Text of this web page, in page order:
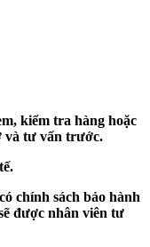
kiểm tra hàng hoặc
và tư vấn trước.
chính sách bảo hành
được nhân viên tư